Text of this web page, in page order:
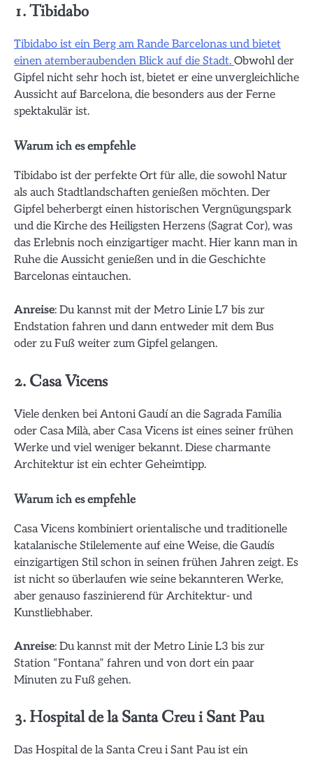
1. Tibidabo
Tibidabo ist ein Berg am Rande Barcelonas und bietet
einen atemberaubenden Blick auf die Stadt. Obwohl der
Gipfel nicht sehr hoch ist, bietet er eine unvergleichliche
Aussicht auf Barcelona, die besonders aus der Ferne
spektakulär ist.
Warum ich es empfehle
Tibidabo ist der perfekte Ort für alle, die sowohl Natur
als auch Stadtlandschaften genießen möchten. Der
Gipfel beherbergt einen historischen Vergnügungspark
und die Kirche des Heiligsten Herzens (Sagrat Cor), was
das Erlebnis noch einzigartiger macht. Hier kann man in
Ruhe die Aussicht genießen und in die Geschichte
Barcelonas eintauchen.
Anreise: Du kannst mit der Metro Linie L7 bis zur
Endstation fahren und dann entweder mit dem Bus
oder zu Fuß weiter zum Gipfel gelangen.
2. Casa Vicens
Viele denken bei Antoni Gaudí an die Sagrada Familia
oder Casa Milà, aber Casa Vicens ist eines seiner frühen
Werke und viel weniger bekannt. Diese charmante
Architektur ist ein echter Geheimtipp.
Warum ich es empfehle
Casa Vicens kombiniert orientalische und traditionelle
katalanische Stilelemente auf eine Weise, die Gaudís
einzigartigen Stil schon in seinen frühen Jahren zeigt. Es
ist nicht so überlaufen wie seine bekannteren Werke,
aber genauso faszinierend für Architektur- und
Kunstliebhaber.
Anreise: Du kannst mit der Metro Linie L3 bis zur
Station “Fontana” fahren und von dort ein paar
Minuten zu Fuß gehen.
3. Hospital de la Santa Creu i Sant Pau
Das Hospital de la Santa Creu i Sant Pau ist ein